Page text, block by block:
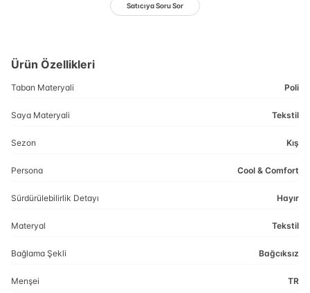
Satıcıya Soru Sor
Ürün Özellikleri
Taban Materyali Poli
Saya Materyali Tekstil
Sezon Kış
Persona Cool & Comfort
Sürdürülebilirlik Detayı Hayır
Materyal Tekstil
Bağlama Şekli Bağcıksız
Menşei TR